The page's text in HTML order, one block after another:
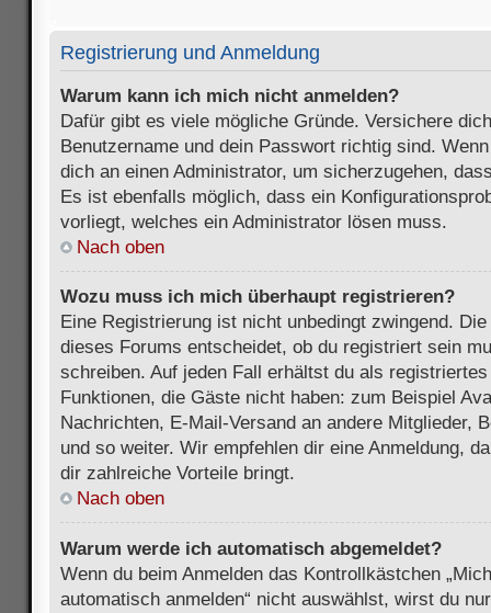
Registrierung und Anmeldung
Warum kann ich mich nicht anmelden?
Dafür gibt es viele mögliche Gründe. Versichere
Benutzername und dein Passwort richtig sind.
dich an einen Administrator, um sicherzugehen,
Es ist ebenfalls möglich, dass ein
vorliegt, welches ein Administrator lösen muss.
Nach oben
Wozu muss ich mich überhaupt registrieren?
Eine Registrierung ist nicht unbedingt zwingend.
dieses Forums entscheidet, ob du registriert sein
schreiben. Auf jeden Fall erhältst du als
Funktionen, die Gäste nicht haben: zum Beispiel
Nachrichten, E-Mail-Versand an andere Mitglieder,
und so weiter. Wir empfehlen dir eine Anmeldung,
dir zahlreiche Vorteile bringt.
Nach oben
Warum werde ich automatisch abgemeldet?
Wenn du beim Anmelden das Kontrollkästchen
automatisch anmelden“ nicht auswählst, wirst du